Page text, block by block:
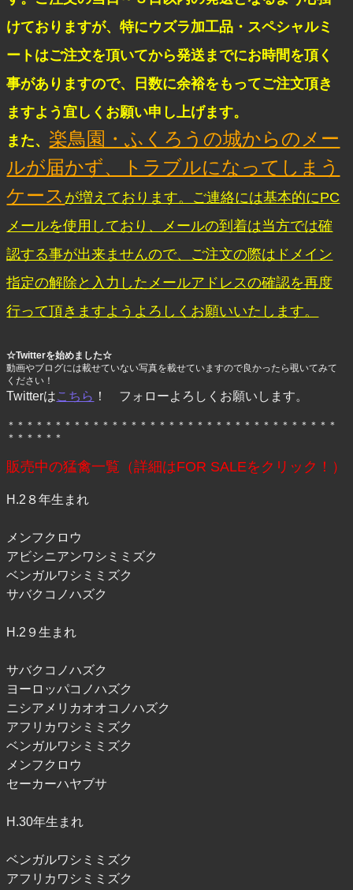
けておりますが、特にウズラ加工品・スペシャルミ
ートはご注文を頂いてから発送までにお時間を頂く
事がありますので、日数に余裕をもってご注文頂き
ますよう宜しくお願い申し上げます。
また、 楽鳥園・ふくろうの城からのメー
ルが届かず、トラブルになってしまう
ケース が増えております。ご連絡には基本的にPC
メールを使用しており、メールの到着は当方では確
認する事が出来ませんので、ご注文の際はドメイン
指定の解除と入力したメールアドレスの確認を再度
行って頂きますようよろしくお願いいたします。
☆Twitterを始めました☆
動画やブログには載せていない写真を載せていますので良かったら覗いてみて
ください！
Twitterはこちら ！ フォローよろしくお願いします。
＊＊＊＊＊＊＊＊＊＊＊＊＊＊＊＊＊＊＊＊＊＊＊＊＊＊＊＊＊＊＊＊＊＊＊
＊＊＊＊＊＊
販売中の猛禽一覧（詳細はFOR SALEをクリック！）
H.2８年生まれ
メンフクロウ
アビシニアンワシミミズク
ベンガルワシミミズク
サバクコノハズク
H.2９生まれ
サバクコノハズク
ヨーロッパコノハズク
ニシアメリカオオコノハズク
アフリカワシミミズク
ベンガルワシミミズク
メンフクロウ
セーカーハヤブサ
H.30年生まれ
ベンガルワシミミズク
アフリカワシミミズク